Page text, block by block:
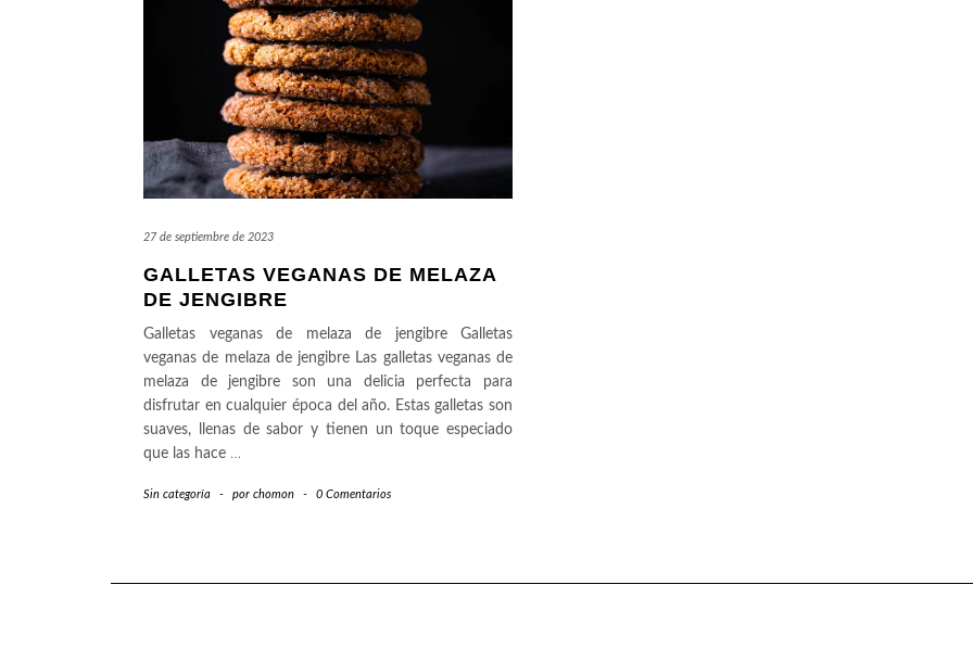
27 de septiembre de 2023
GALLETAS VEGANAS DE MELAZA
DE JENGIBRE
Galletas veganas de melaza de jengibre Galletas
veganas de melaza de jengibre Las galletas veganas de
melaza de jengibre son una delicia perfecta para
disfrutar en cualquier época del año. Estas galletas son
suaves, llenas de sabor y tienen un toque especiado
que las hace …
Sin categoría - por chomon - 0 Comentarios